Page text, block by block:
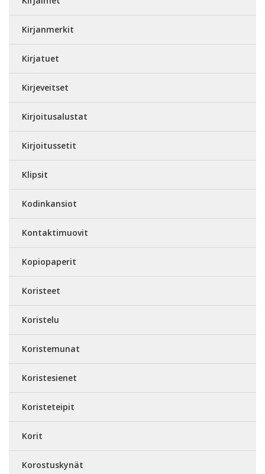
Kirjanmerkit
Kirjatuet
Kirjeveitset
Kirjoitusalustat
Kirjoitussetit
Klipsit
Kodinkansiot
Kontaktimuovit
Kopiopaperit
Koristeet
Koristelu
Koristemunat
Koristesienet
Koristeteipit
Korit
Korostuskynät